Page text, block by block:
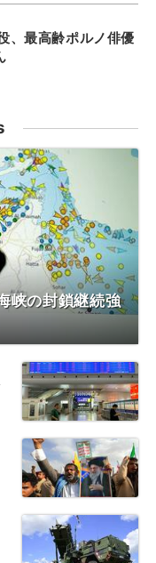
、最高齢ポルノ俳優
峡の封鎖継続強